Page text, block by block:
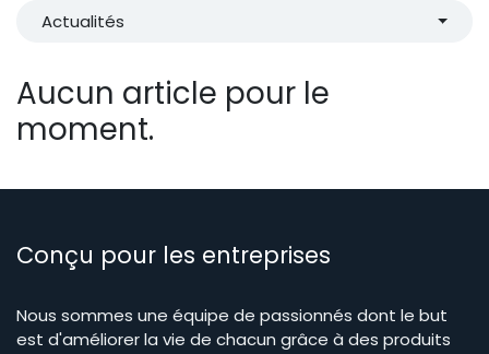
Actualités
Aucun article pour le
moment.
Conçu pour les entreprises
Nous sommes une équipe de passionnés dont le but
est d'améliorer la vie de chacun grâce à des produits